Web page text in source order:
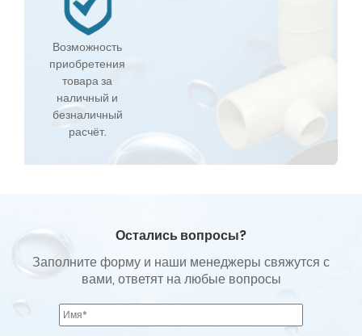
Возможность
приобретения
товара за
наличный и
безналичный
расчёт.
Остались вопросы?
Заполните форму и наши менеджеры свяжутся с
вами, ответят на любые вопросы